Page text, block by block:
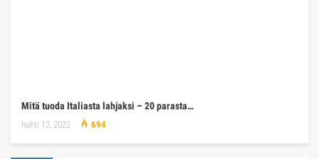
Mitä tuoda Italiasta lahjaksi – 20 parasta…
huhti 12, 2022 694